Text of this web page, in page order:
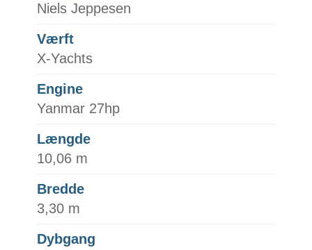
Niels Jeppesen
Værft
X-Yachts
Engine
Yanmar 27hp
Længde
10,06 m
Bredde
3,30 m
Dybgang